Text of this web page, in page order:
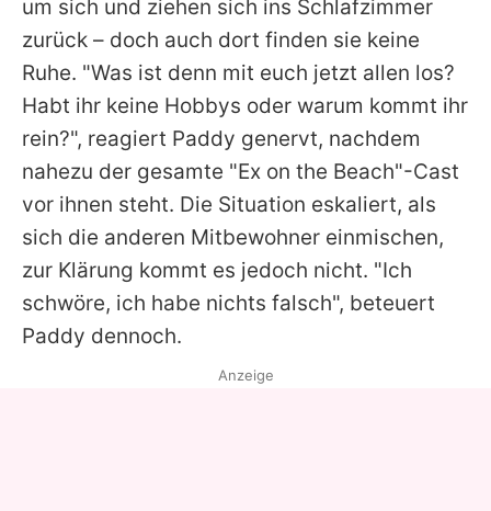
um sich und ziehen sich ins Schlafzimmer
zurück – doch auch dort finden sie keine
Ruhe. "Was ist denn mit euch jetzt allen los?
Habt ihr keine Hobbys oder warum kommt ihr
rein?", reagiert Paddy genervt, nachdem
nahezu der gesamte "Ex on the Beach"-Cast
vor ihnen steht. Die Situation eskaliert, als
sich die anderen Mitbewohner einmischen,
zur Klärung kommt es jedoch nicht. "Ich
schwöre, ich habe nichts falsch", beteuert
Paddy dennoch.
Anzeige